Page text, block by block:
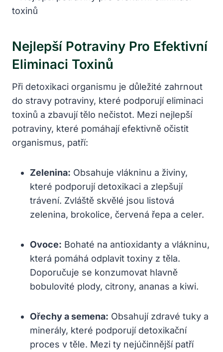
Nejlepší Potraviny Pro Efektivní
Eliminaci Toxinů
Při detoxikaci organismu je důležité zahrnout
do stravy potraviny, které podporují eliminaci
toxinů a zbavují tělo nečistot. Mezi nejlepší
potraviny, které pomáhají efektivně očistit
organismus, patří:
Zelenina: Obsahuje vlákninu a živiny,
které podporují detoxikaci a zlepšují
trávení. Zvláště skvělé jsou listová
zelenina, brokolice, červená řepa a celer.
Ovoce: Bohaté na antioxidanty a vlákninu,
která pomáhá odplavit toxiny z těla.
Doporučuje se konzumovat hlavně
bobulovité plody, citrony, ananas a kiwi.
Ořechy a semena: Obsahují zdravé tuky a
minerály, které podporují detoxikační
proces v těle. Mezi ty nejúčinnější patří